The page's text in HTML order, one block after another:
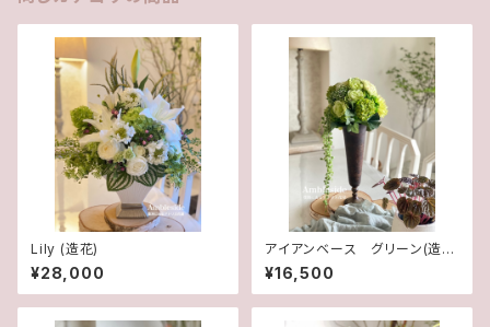
Lily (造花)
¥28,000
アイアンベース グリーン(造
花)
¥16,500